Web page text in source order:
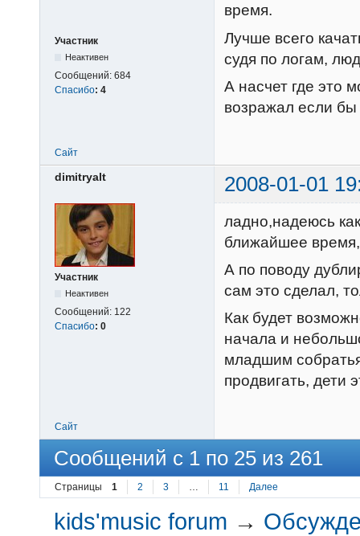
Участник
Неактивен
Сообщений: 684
Спасибо: 4
время.
Лучше всего
судя по логам,
А насчет где это
возражал если
Сайт
dimitryalt 2008-01-01
Участник
Неактивен
Сообщений: 122
Спасибо: 0
ладно,надеюсь
ближайшее
А по поводу
сам это сделал,
Как будет
начала и
младшим
продвигать, дети
Сайт
Сообщений с 1 по 25 из 261
Страницы 1 2 3 … 11 Далее
kids'music forum →